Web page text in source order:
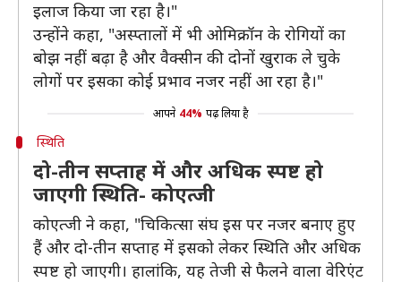
इलाज किया जा रहा है।"
उन्होंने कहा, "अस्प्तालों में भी ओमिक्रॉन के रोगियों का
बोझ नहीं बढ़ा है और वैक्सीन की दोनों खुराक ले चुके
लोगों पर इसका कोई प्रभाव नजर नहीं आ रहा है।"
आपने 44% पढ़ लिया है
स्थिति
दो-तीन सप्ताह में और अधिक स्पष्ट हो
जाएगी स्थिति- कोएत्जी
कोएत्जी ने कहा, "चिकित्सा संघ इस पर नजर बनाए हुए
हैं और दो-तीन सप्ताह में इसको लेकर स्थिति और अधिक
स्पष्ट हो जाएगी। हालांकि, यह तेजी से फैलने वाला वेरिएंट